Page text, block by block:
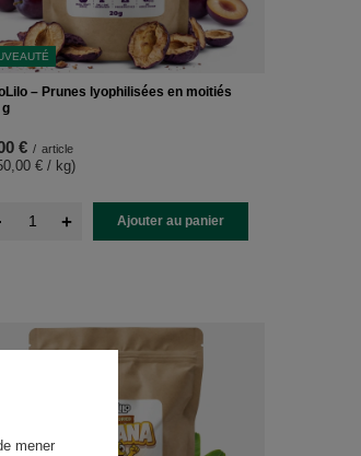
– Prunes lyophilisées en moitiés
g
€ / article
€ / kg)
+ Ajouter au panier
mener